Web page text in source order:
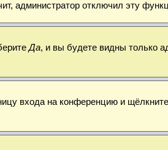
администратор отключил эту
Да, и вы будете видны только
входа на конференцию и